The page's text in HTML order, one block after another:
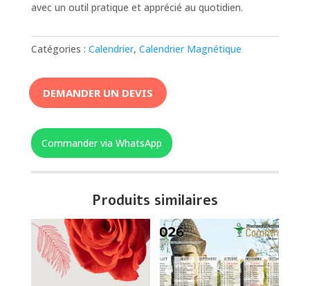
avec un outil pratique et apprécié au quotidien.
Catégories : Calendrier, Calendrier Magnétique
DEMANDER UN DEVIS
Commander via WhatsApp
Produits similaires